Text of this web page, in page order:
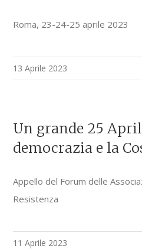
Roma, 23-24-25 aprile 2023
13 Aprile 2023
Un grande 25
democrazia e la
Appello del Forum delle
Resistenza
11 Aprile 2023